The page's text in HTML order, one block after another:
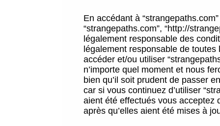
En accédant à
“strangepaths.com”, “http://
légalement responsable des
légalement responsable de
accéder et/ou utiliser
n’importe quel moment et nous
bien qu’il soit prudent de passer
car si vous continuez d’utiliser
aient été effectués vous acceptez
après qu’elles aient été mises à